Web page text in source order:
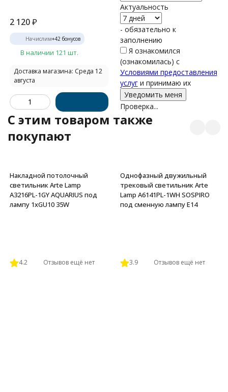
2 120₽
Начислим+42 бонусов
В наличии 121 шт.
Доставка магазина: Среда 12
августа
Актуальность
- обязательно к
заполнению
Я ознакомился
(ознакомилась) с
Условиями предоставления
услуги принимаю их
Проверка...
C этим товаром также
покупают
Накладной потолочный
светильник Arte Lamp
A3216PL-1GY AQUARIUS под
лампу 1xGU10 35W
4.2 Отзывов ещё нет
Однофазный двужильный
трековый светильник Arte
Lamp A6141PL-1WH SOSPIRO
под сменную лампу Е14
3.9 Отзывов ещё нет